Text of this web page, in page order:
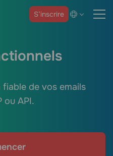
S’inscrire
de vos emails
ou API.